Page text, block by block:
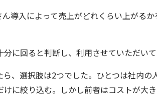
導入によって売上がどれくらい上がる
に回ると判断し、利用させていただいて
、選択肢は2つでした。ひとつは社内
に絞り込む。しかし前者はコストが大